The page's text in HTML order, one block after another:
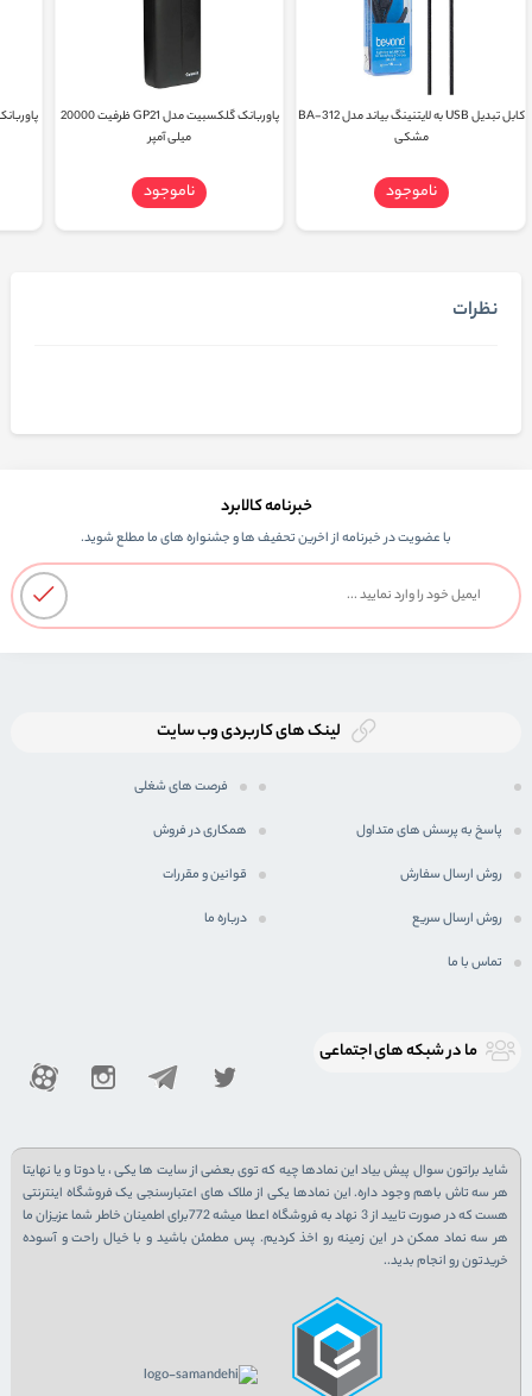
کابل تبدیل USB به لایتنینگ بیاند مدل BA-312
مشکی
ناموجود
پاوربانک گلکسبیت مدل GP21 ظرفیت 20000
میلی آمپر
ناموجود
نظرات
خبرنامه کالابرد
با عضویت در خبرنامه از اخرین تحفیف ها و جشنواره های ما مطلع شوید.
لینک های کاربردی وب سایت
فرصت های شغلی
پاسخ به پرسش های متداول همکاری در فروش
روش ارسال سفارش قوانین و مقررات
روش ارسال سریع درباره ما
تماس با ما
ما در شبكه های اجتماعی
شاید براتون سوال پیش بیاد این نمادها چیه که توی بعضی از سایت ها یکی ، یا دوتا و یا نهایتا
هر سه تاش باهم وجود داره. این نمادها یکی از ملاک های اعتبارسنجی یک فروشگاه اینترنتی
هست که در صورت تایید از 3 نهاد به فروشگاه اعطا میشه 772برای اطمینان خاطر شما عزیزان ما
هر سه نماد ممکن در این زمینه رو اخذ کردیم. پس مطمئن باشید و با خیال راحت و آسوده
خریدتون رو انجام بدید..